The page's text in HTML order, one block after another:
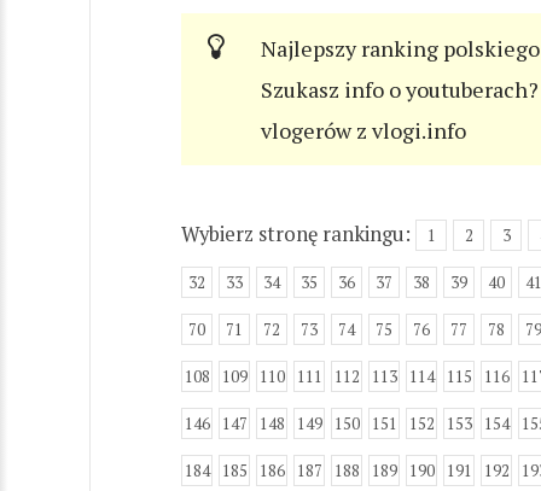
Najlepszy ranking
Szukasz info o
vlogerów z vlogi.info
Wybierz stronę rankingu: 1 2 3
32 33 34 35 36 37 38 39 40 41
70 71 72 73 74 75 76 77 78 79
108 109 110 111 112 113 114 115 116
146 147 148 149 150 151 152 153 154
184 185 186 187 188 189 190 191 192